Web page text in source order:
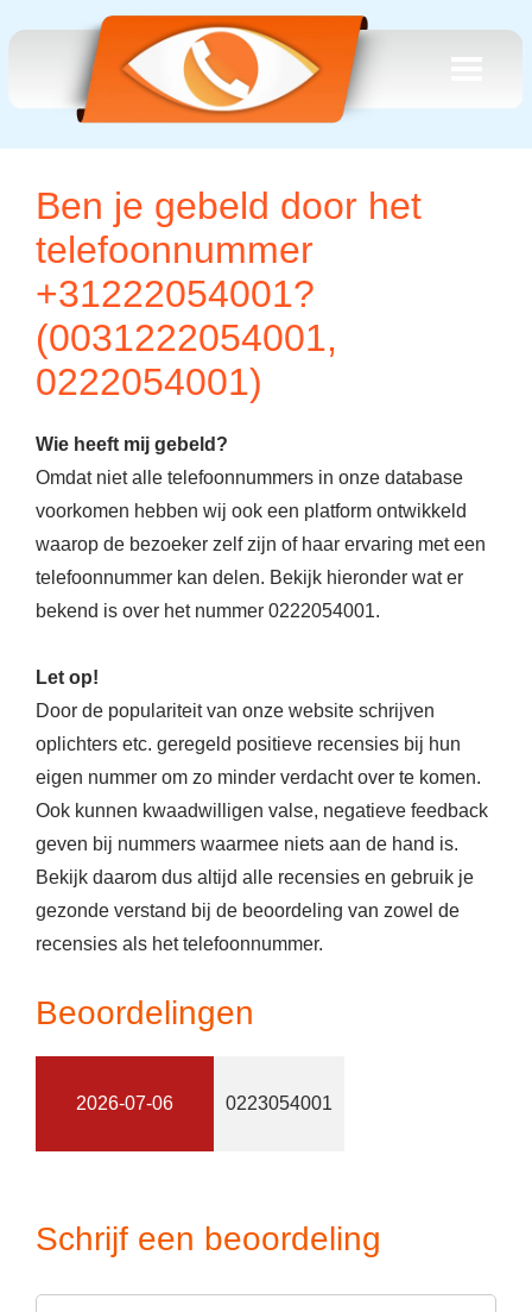
Ben je gebeld door het
telefoonnummer
+31222054001?
(0031222054001,
0222054001)
Wie heeft mij gebeld?
Omdat niet alle telefoonnummers in onze database
voorkomen hebben wij ook een platform ontwikkeld
waarop de bezoeker zelf zijn of haar ervaring met een
telefoonnummer kan delen. Bekijk hieronder wat er
bekend is over het nummer 0222054001.
Let op!
Door de populariteit van onze website schrijven
oplichters etc. geregeld positieve recensies bij hun
eigen nummer om zo minder verdacht over te komen.
Ook kunnen kwaadwilligen valse, negatieve feedback
geven bij nummers waarmee niets aan de hand is.
Bekijk daarom dus altijd alle recensies en gebruik je
gezonde verstand bij de beoordeling van zowel de
recensies als het telefoonnummer.
Beoordelingen
2026-07-06 0223054001
Schrijf een beoordeling